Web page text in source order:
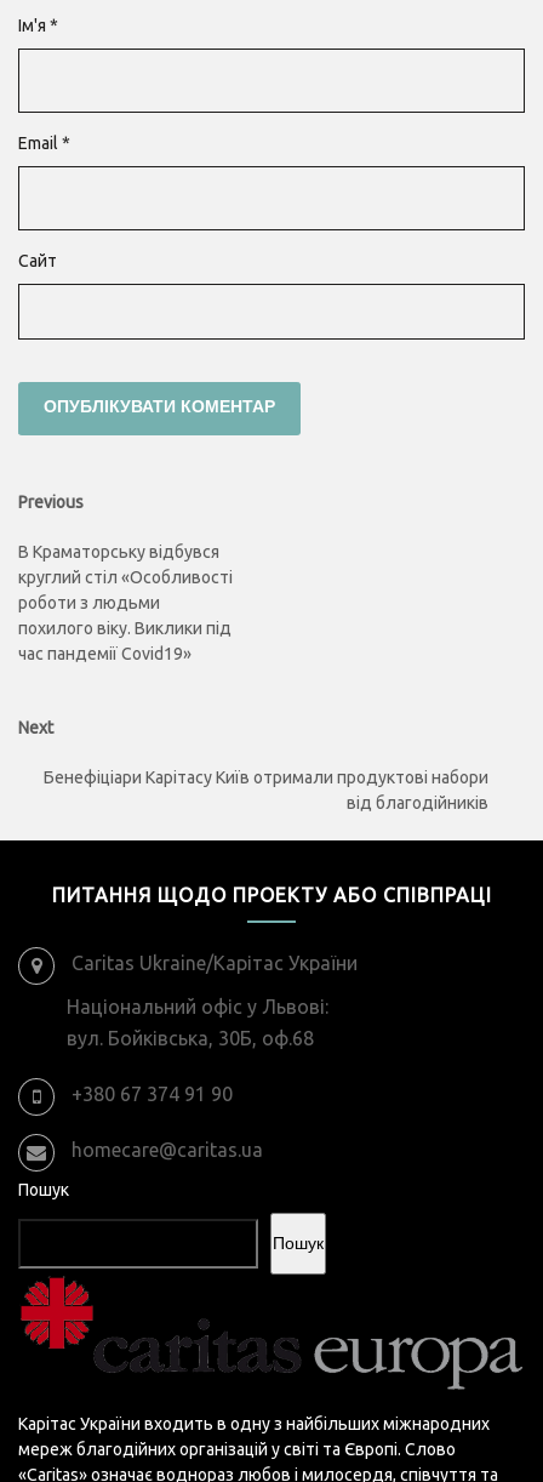
Ім'я *
Email *
Сайт
Навігація
записів
Previous
Previous
В Краматорську відбувся
круглий стіл «Особливості
роботи з людьми
похилого віку. Виклики під
час пандемії Covid19»
Next
Next
Бенефіціари Карітасу Київ отримали продуктові набори
від благодійників
ПИТАННЯ ЩОДО ПРОЕКТУ АБО СПІВПРАЦІ
Caritas Ukraine/Карітас України
Національний офіс у Львові:
вул. Бойківська, 30Б, оф.68
+380 67 374 91 90
homecare@caritas.ua
Пошук
Пошук
Карітас України входить в одну з найбільших міжнародних
мереж благодійних організацій у світі та Європі. Слово
«Сaritas» означає воднораз любов і милосердя, співчуття та